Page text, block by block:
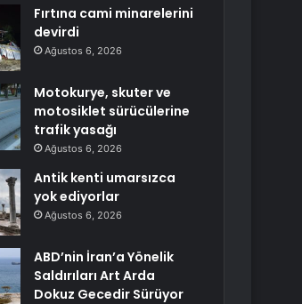
Fırtına cami minarelerini
devirdi
Ağustos 6, 2026
Motokurye, skuter ve
motosiklet sürücülerine
trafik yasağı
Ağustos 6, 2026
Antik kenti umarsızca
yok ediyorlar
Ağustos 6, 2026
ABD’nin İran’a Yönelik
Saldırıları Art Arda
Dokuz Gecedir Sürüyor